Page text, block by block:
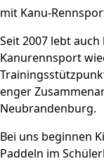
mit Kanu-
Seit 2007 lebt
Kanurennsport
enger
Neubrandenburg.
Bei uns beginnen
Paddeln im